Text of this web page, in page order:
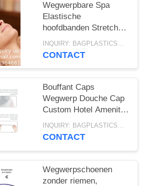
Wegwerpbare Spa
Elastische
hoofdbanden Stretch
Niet-geweven vrouwen
Gezichtshoofdband
INQUIRY: BAGPLASTICS@GMAIL.COM MOQ:WhatsApp: +8613780964661
CONTACT
Bouffant Caps
Wegwerp Douche Cap
Custom Hotel Amenity
Bad Spa Hair Cap
Waterdicht Wegwerp
INQUIRY: BAGPLASTICS@GMAIL.COM MOQ:WhatsApp: +8613780964661
CONTACT
Wegwerpschoenen
zonder riemen,